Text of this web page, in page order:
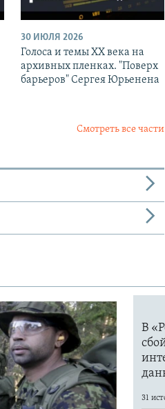
30 ИЮЛЯ 2026
Голоса и темы XX века на
архивных пленках. "Поверх
барьеров" Сергея Юрьенена
Смотреть все части